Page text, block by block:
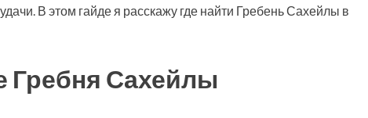
В этом гайде я расскажу где найти Гребень Сахейлы в
Гребня Сахейлы